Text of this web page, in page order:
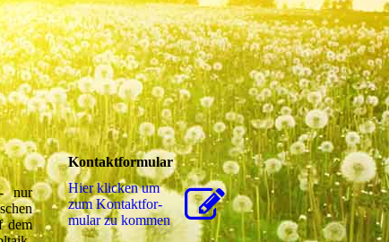
nur
dem
Kontaktformular
Hier klicken um
zum Kon­takt­for­
mu­lar zu kommen